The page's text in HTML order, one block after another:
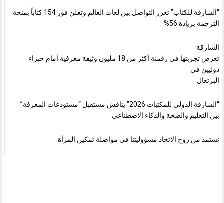
“الشارقة للكتاب” تعزز التواصل بين لغات العالم وتعلن فوز 154 كتاباً بمنحة
الترجمة بزيادة 56%
الشارقة
تعرض تجربتها في رقمنة أكثر من 18 مليون وثيقة معرفية أمام خبراء
دوليين في
البرتغال
“الشارقة الدولي للمكتبات 2026” يناقش مستقبل “مستودعات المعرفة”
بين التعليم والصحة والذكاء الاصطناعي
نستمد من روح الاتحاد مسؤوليتنا في مواصلة تمكين المرأة